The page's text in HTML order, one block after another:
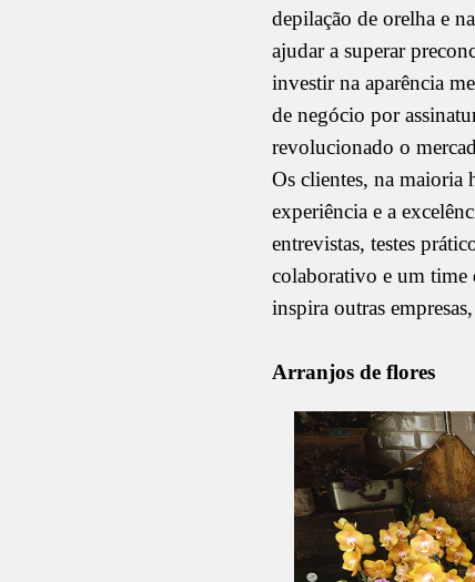
depilação de orelha e
ajudar a superar
investir na aparência
de negócio por
revolucionado o
Os clientes, na maioria
experiência e a
entrevistas, testes
colaborativo e um time
inspira outras
Arranjos de flores